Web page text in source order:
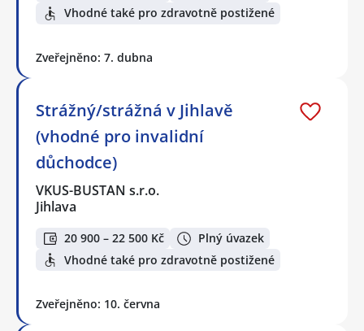
Vhodné také pro zdravotně postižené
Zveřejněno: 7. dubna
Strážný/strážná v Jihlavě
(vhodné pro invalidní
důchodce)
VKUS-BUSTAN s.r.o.
Jihlava
20 900 – 22 500 Kč
Plný úvazek
Vhodné také pro zdravotně postižené
Zveřejněno: 10. června